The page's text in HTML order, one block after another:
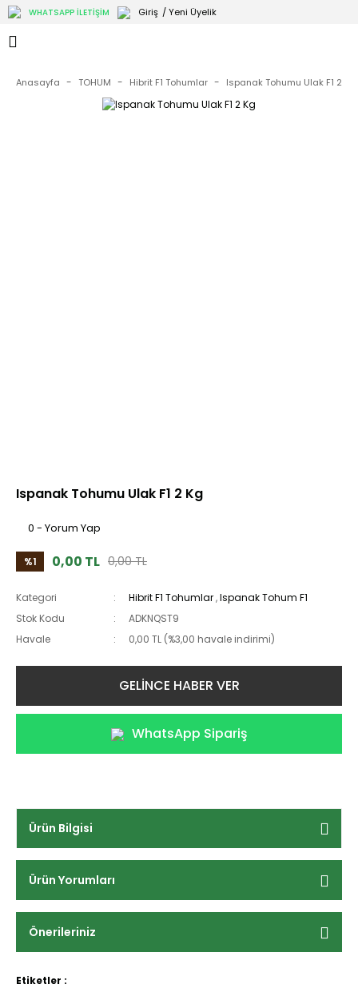
WHATSAPP İLETİŞİM Giriş / Yeni Üyelik
Anasayfa TOHUM Hibrit F1 Tohumlar Ispanak Tohumu Ulak F1 2 Kg
Ispanak Tohumu Ulak F1 2 Kg
0 - Yorum Yap
%1 0,00 TL 0,00 TL
Kategori Hibrit F1 Tohumlar,Ispanak Tohum F1
Stok Kodu
ADKNQST9
Havale
0,00 TL (%3,00 havale indirimi)
GELİNCE HABER VER
WhatsApp Sipariş
Ürün Bilgisi
Ürün Yorumları
Önerileriniz
Etiketler :